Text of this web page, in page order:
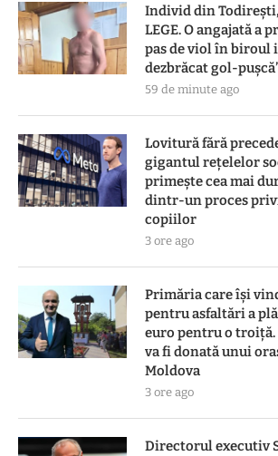
Individ din
LEGE. O angajată a
pas de viol în biroul
dezbrăcat gol-
59 de minute ago
Lovitură fără
gigantul rețelelor
primește cea mai
dintr-un proces
copiilor
3 ore ago
Primăria care își
pentru asfaltări a
euro pentru o troiță.
va fi donată unui
Moldova
3 ore ago
Directorul executiv